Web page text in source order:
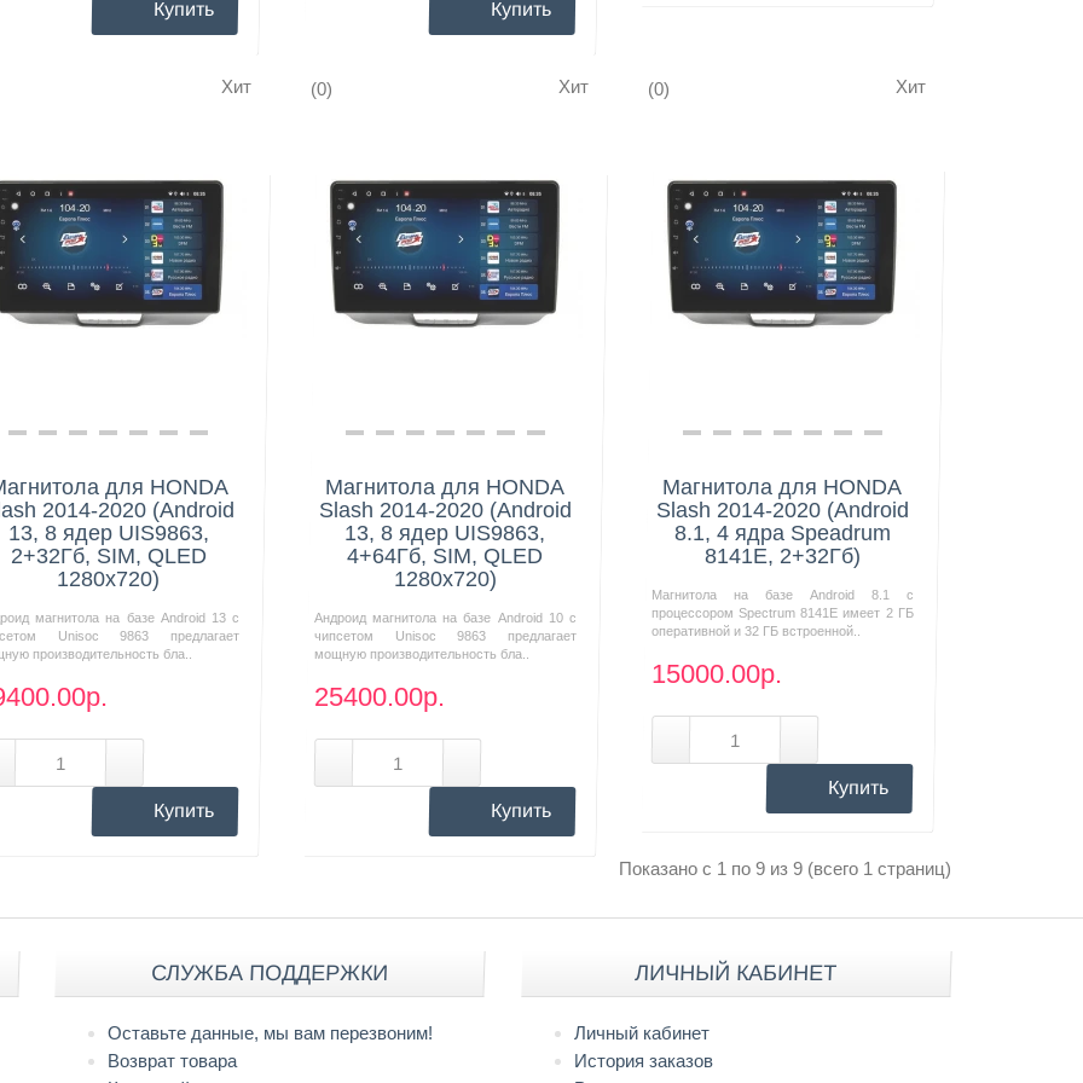
Купить Купить
Хит
Нашли дешевле?
для HONDA
2014-2020 (Android
13, 8 ядер UIS9863,
2+32Гб, SIM, QLED
1280x720)
магнитола на базе Android 13 с
Unisoc 9863 предлагает
производительность бла..
Купить
(0) Хит
Нашли дешевле?
Магнитола для HONDA
Slash 2014-2020 (Android
13, 8 ядер UIS9863,
4+64Гб, SIM, QLED
1280x720)
Андроид магнитола на базе Android 10 с
чипсетом Unisoc 9863 предлагает
мощную производительность бла..
25400.00р.
Купить
(0) Хит
Нашли дешевле?
Магнитола для HONDA
Slash 2014-2020 (Android
8.1, 4 ядра Speadrum
8141E, 2+32Гб)
Магнитола на базе Android 8.1 с
процессором Spectrum 8141E имеет 2 ГБ
оперативной и 32 ГБ встроенной..
15000.00р.
Купить
Показано с 1 по 9 из 9 (всего 1 страниц)
СЛУЖБА ПОДДЕРЖКИ
Оставьте данные, мы вам перезвоним!
Возврат товара
ЛИЧНЫЙ КАБИНЕТ
Личный кабинет
История заказов